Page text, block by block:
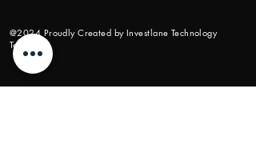
@2024 Proudly Created by Investlane Technology
Team